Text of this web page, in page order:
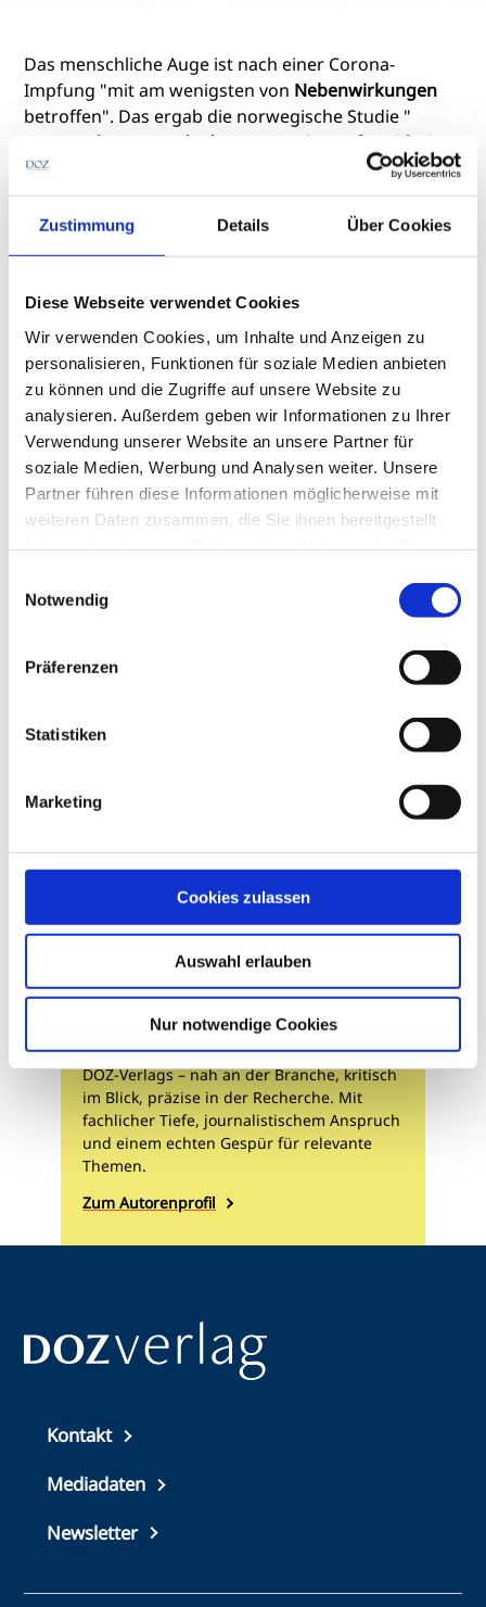
Zustimmung Details Über Cookies
Diese Webseite verwendet Cookies
Wir verwenden Cookies, um Inhalte und Anzeigen zu
personalisieren, Funktionen für soziale Medien anbieten
zu können und die Zugriffe auf unsere Website zu
analysieren. Außerdem geben wir Informationen zu Ihrer
Verwendung unserer Website an unsere Partner für
soziale Medien, Werbung und Analysen weiter. Unsere
Partner führen diese Informationen möglicherweise mit
weiteren Daten zusammen, die Sie ihnen bereitgestellt
Notwendig
Präferenzen
Statistiken
Marketing
Cookies zulassen
Auswahl erlauben
Nur notwendige Cookies
Das menschliche Auge ist nach einer Corona-
Impfung "mit am wenigsten von Nebenwirkungen
betroffen". Das ergab die norwegische Studie "
Reported suspected adverse reactions of covid-19
vaccines
" vom 31. März dieses Jahres.
Im Rahmen der Erhebung wurden 925.000
und 275.000 Zweitimpfungen). Dabei wurden 10.090
Fälle mit Nebenwirkungen beschrieben, von denen
wiederum 5.305 eingehender ausgewertet wurden.
Unter diesen 5.305 Fällen gab es 59 Fälle mit
Nebenwirkungen am Auge, wobei es sich immer um
verschwommenes Sehen
handelte. Dies entspreche
1,1% aller Nebenwirkungen, hieß es. Demnach sei
Geschrieben von
Redaktion
Unser Redaktionsteam ist das Gesicht des
DOZ-Verlags – nah an der Branche, kritisch
im Blick, präzise in der Recherche. Mit
fachlicher Tiefe, journalistischem Anspruch
und einem echten Gespür für relevante
Themen.
Zum Autorenprofil
Top
footer
Kontakt
Mediadaten
Newsletter